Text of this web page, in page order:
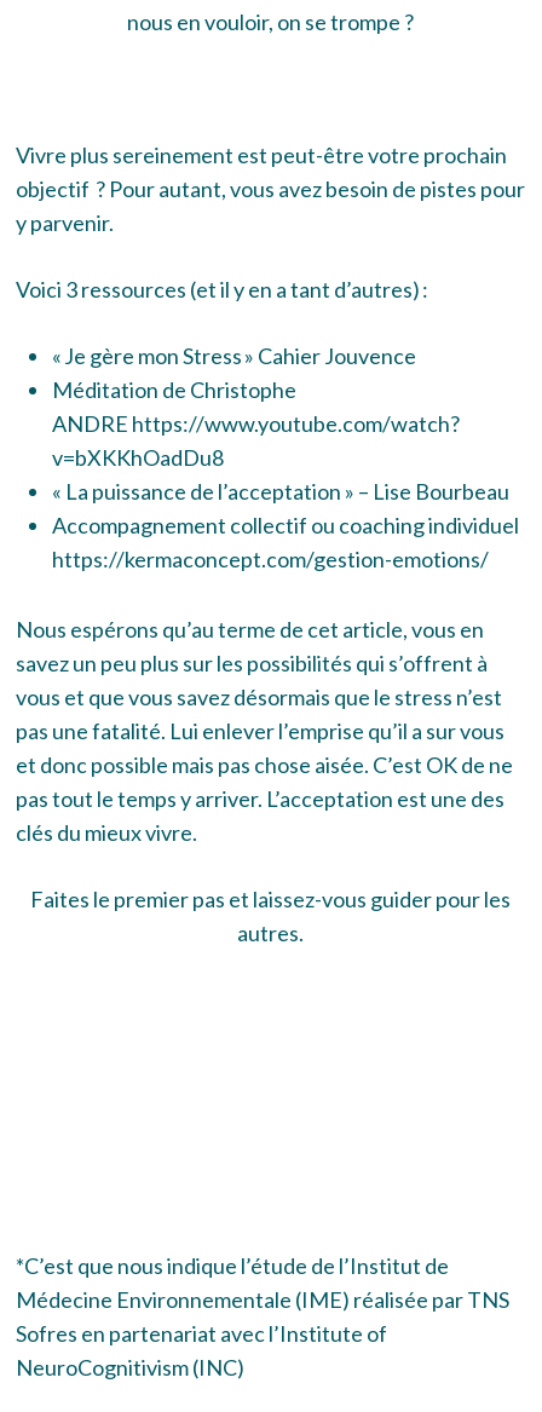
nous en vouloir, on se trompe ?
Vivre plus sereinement est peut-être votre prochain
objectif ? Pour autant, vous avez besoin de pistes pour
y parvenir.
Voici 3 ressources (et il y en a tant d’autres) :
« Je gère mon Stress » Cahier Jouvence
Méditation de Christophe
ANDRE https://www.youtube.com/watch?
v=bXKKhOadDu8
« La puissance de l’acceptation » – Lise Bourbeau
Accompagnement collectif ou coaching individuel
https://kermaconcept.com/gestion-emotions/
Nous espérons qu’au terme de cet article, vous en
savez un peu plus sur les possibilités qui s’offrent à
vous et que vous savez désormais que le stress n’est
pas une fatalité. Lui enlever l’emprise qu’il a sur vous
et donc possible mais pas chose aisée. C’est OK de ne
pas tout le temps y arriver. L’acceptation est une des
clés du mieux vivre.
Faites le premier pas et laissez-vous guider pour les
autres.
*C’est que nous indique l’étude de l’Institut de
Médecine Environnementale (IME) réalisée par TNS
Sofres en partenariat avec l’Institute of
NeuroCognitivism (INC)